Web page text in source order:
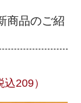
商品のご紹
209）